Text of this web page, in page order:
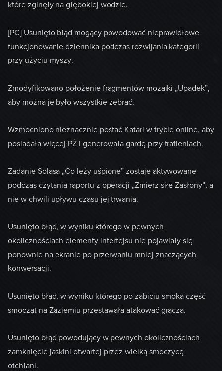
które zginęły na głębokiej wodzie.
[PC] Usunięto błąd mogący powodować nieprawidłowe
funkcjonowanie dziennika podczas rozwijania kategorii
przy użyciu myszy.
Zmodyfikowano położenie fragmentów mozaiki „Upadek”,
aby można je było wszystkie zebrać.
Wzmocniono nieznacznie postać Katari w trybie online, aby
posiadała więcej PŻ i generowała gardę przy trafieniach.
Zadanie Solasa „Co leży uśpione” zostaje aktywowane
podczas czytania raportu z operacji „Zmierz siłę Zasłony”, a
nie w chwili upływu czasu jej trwania.
Usunięto błąd, w wyniku którego w pewnych
okolicznościach elementy interfejsu nie pojawiały się
ponownie na ekranie po przerwaniu mniej znaczących
konwersacji.
Usunięto błąd, w wyniku którego po zabiciu smoka część
smocząt na Zaziemiu przestawała atakować gracza.
Usunięto błąd powodujący w pewnych okolicznościach
zamknięcie jaskini otwartej przez wielką smoczycę
otchłani.